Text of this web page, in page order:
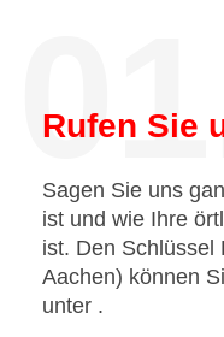
Rufen Sie
Sagen Sie uns
ist und wie Ihre
ist. Den Schlüssel
Aachen) können
unter .